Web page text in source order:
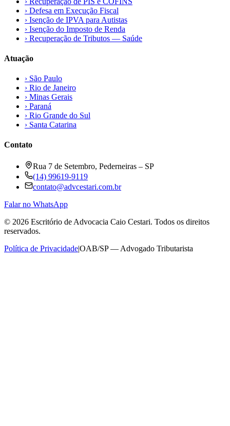
› Defesa em Execução Fiscal
› Isenção de IPVA para Autistas
› Isenção do Imposto de Renda
› Recuperação de Tributos — Saúde
Atuação
› São Paulo
› Rio de Janeiro
› Minas Gerais
› Paraná
› Rio Grande do Sul
› Santa Catarina
Contato
Rua 7 de Setembro, Pederneiras – SP
(14) 99619-9119
contato@advcestari.com.br
Falar no WhatsApp
© 2026 Escritório de Advocacia Caio Cestari. Todos os direitos
reservados.
Política de Privacidade|OAB/SP — Advogado Tributarista